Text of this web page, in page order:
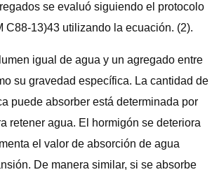
se evaluó siguiendo el protocolo
C88-13)43 utilizando la ecuación. (2).
igual de agua y un agregado entre
su gravedad específica. La cantidad de
puede absorber está determinada por
retener agua. El hormigón se deteriora
el valor de absorción de agua
De manera similar, si se absorbe